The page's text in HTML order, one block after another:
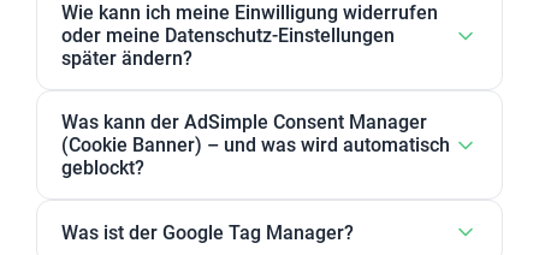
nicht notwendig eingestuft haben, kann in den
Datenschutz-Einstellungen abgelehnt werden. Sie
Zweckgruppen akzeptieren oder ablehnen.
Wie kann ich meine Einwilligung widerrufen
oder meine Datenschutz-Einstellungen
später ändern?
ändern. Außerdem können Sie Ihre Zustimmung
jederzeit widerrufen, indem Sie Ihre Einwilligungen
Was kann der AdSimple Consent Manager
(Cookie Banner) – und was wird automatisch
geblockt?
JavaScript-Lösung oder WordPress-Plugin verfügbar
Was ist der Google Tag Manager?